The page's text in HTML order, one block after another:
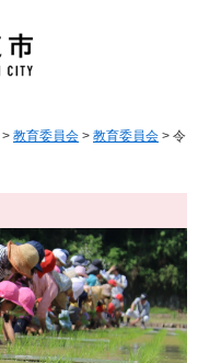
> 教育委員会 > 教育委員会 > 令